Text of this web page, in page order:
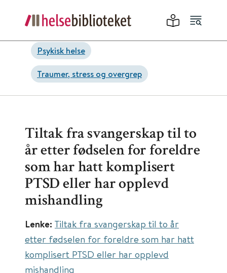
Psykisk helse
Traumer, stress og overgrep
Tiltak fra svangerskap til to
år etter fødselen for foreldre
som har hatt komplisert
PTSD eller har opplevd
mishandling
Lenke: Tiltak fra svangerskap til to år
etter fødselen for foreldre som har hatt
komplisert PTSD eller har opplevd
mishandling